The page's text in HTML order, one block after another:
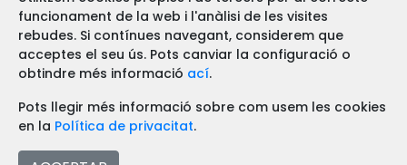
https://www.ucev.coop
C/ Arquebisbe Majoral, 11-B
46002 VALÈNCIA
Telf. 963 52 13 86 Fax. 963 51 12 68
Avís legal
funcionament de la web i l'anàlisi de les visites
rebudes. Si contínues navegant, considerem que
acceptes el seu ús. Pots canviar la configuració o
obtindre més informació ací.
Pots llegir més informació sobre com usem les cookies
en la Política de privacitat.